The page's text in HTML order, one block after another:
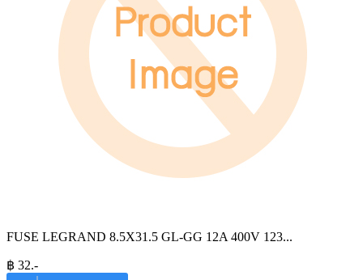
FUSE LEGRAND 8.5X31.5 GL-GG 12A 400V 123...
฿ 32.-